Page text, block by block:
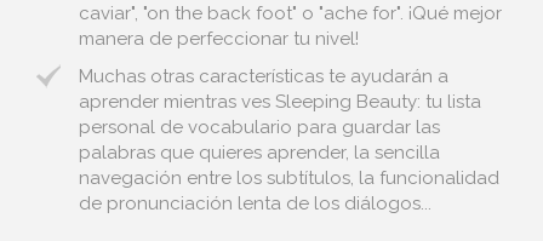
caviar", "on the back foot" o "ache for". ¡Qué mejor
manera de perfeccionar tu nivel!
Muchas otras características te ayudarán a
aprender mientras ves Sleeping Beauty: tu lista
personal de vocabulario para guardar las
palabras que quieres aprender, la sencilla
navegación entre los subtítulos, la funcionalidad
de pronunciación lenta de los diálogos...